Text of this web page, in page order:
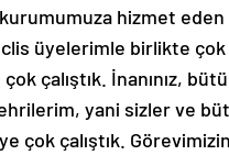
kurumumuza hizmet
üyelerimle birlikte çok
çalıştık. İnanınız,
yani sizler ve
çok çalıştık.